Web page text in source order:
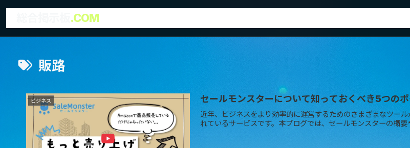
.COM
販路
ビジネス セールモンスターについて知っておくべき5つの
近年、ビジネスをより効率的に運営するためのさまざまなツー
れているサービスです。本ブログでは、セールモンスターの概